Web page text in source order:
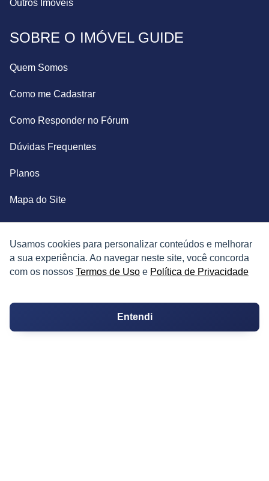
Usamos cookies para personalizar conteúdos e melhorar
a sua experiência. Ao navegar neste site, você concorda
com os nossos Termos de Uso e Política de Privacidade
Entendi
Outros Imóveis
SOBRE O IMÓVEL GUIDE
Quem Somos
Como me Cadastrar
Como Responder no Fórum
Dúvidas Frequentes
Planos
Mapa do Site
Termos de Uso
CONTATOS